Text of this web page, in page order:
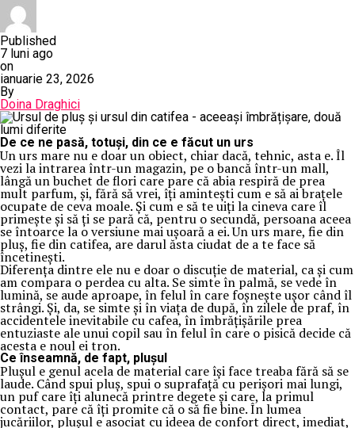
Published
7 luni ago
on
ianuarie 23, 2026
By
Doina Draghici
De ce ne pasă, totuși, din ce e făcut un urs
Un urs mare nu e doar un obiect, chiar dacă, tehnic, asta e. Îl
vezi la intrarea într-un magazin, pe o bancă într-un mall,
lângă un buchet de flori care pare că abia respiră de prea
mult parfum, și, fără să vrei, îți amintești cum e să ai brațele
ocupate de ceva moale. Și cum e să te uiți la cineva care îl
primește și să ți se pară că, pentru o secundă, persoana aceea
se întoarce la o versiune mai ușoară a ei. Un urs mare, fie din
pluș, fie din catifea, are darul ăsta ciudat de a te face să
încetinești.
Diferența dintre ele nu e doar o discuție de material, ca și cum
am compara o perdea cu alta. Se simte în palmă, se vede în
lumină, se aude aproape, în felul în care foșnește ușor când îl
strângi. Și, da, se simte și în viața de după, în zilele de praf, în
accidentele inevitabile cu cafea, în îmbrățișările prea
entuziaste ale unui copil sau în felul în care o pisică decide că
acesta e noul ei tron.
Ce înseamnă, de fapt, plușul
Plușul e genul acela de material care își face treaba fără să se
laude. Când spui pluș, spui o suprafață cu perișori mai lungi,
un puf care îți alunecă printre degete și care, la primul
contact, pare că îți promite că o să fie bine. În lumea
jucăriilor, plușul e asociat cu ideea de confort direct, imediat,